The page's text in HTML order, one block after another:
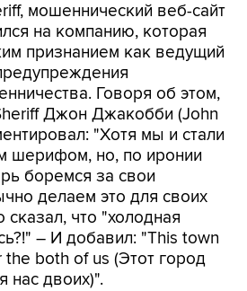
мошеннический веб-сайт
на компанию, которая
признанием как ведущий
Говоря об этом,
Джон Джакобби (John
"Хотя мы и стали
шерифом, но, по иронии
боремся за свои
делаем это для своих
сказал, что "холодная
– И добавил: "This town
both of us (Этот город
нас двоих)".